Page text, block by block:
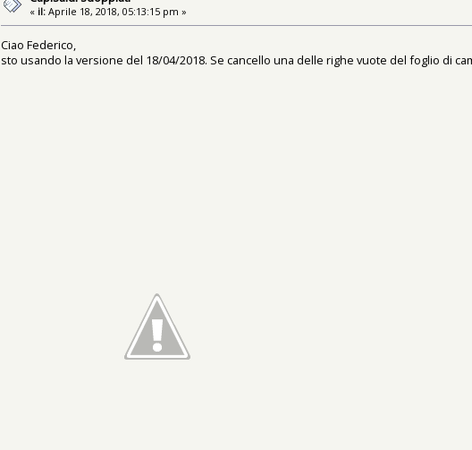
« il: Aprile 18, 2018, 05:13:15 pm »
Ciao Federico,
sto usando la versione del 18/04/2018. Se cancello una delle righe vuote del foglio di